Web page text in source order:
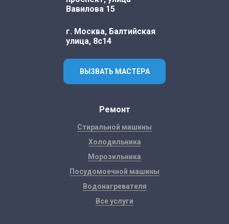
Вавилова 15
г. Москва, Балтийская
улица, 8с14
ВЫЗВАТЬ МАСТЕРА
Ремонт
Стиральной машины
Холодильника
Морозильника
Посудомоечной машины
Водонагревателя
Все услуги